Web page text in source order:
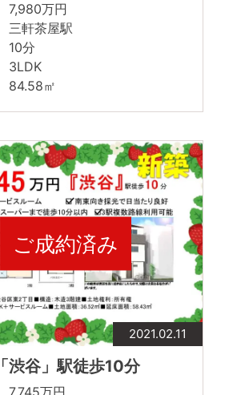
万円
軒茶屋駅
分
㎡
ご成約済み
2021.02.11
渋谷」駅徒歩10分
万円